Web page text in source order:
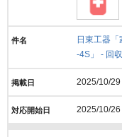
日東工器
‐4S」 - 回収
2025/10/29
2025/10/26